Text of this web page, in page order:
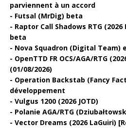
parviennent à un accord
Futsal (MrDig) beta
Raptor Call Shadows RTG (2026
beta
Nova Squadron (Digital Team)
OpenTTD FR OCS/AGA/RTG
(01/08/2026)
Operation Backstab (Fancy
développement
Vulgus 1200 (2026 JOTD)
Polanie AGA/RTG
Vector Dreams (2026 LaGuiri)